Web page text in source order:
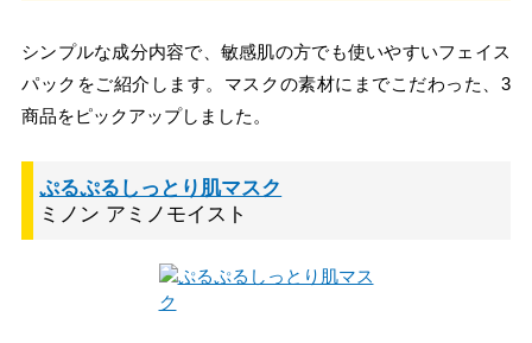
シンプルな成分内容で、敏感肌の方でも使いやすいフェイス
パックをご紹介します。マスクの素材にまでこだわった、3
商品をピックアップしました。
ぷるぷるしっとり肌マスク
ミノン アミノモイスト